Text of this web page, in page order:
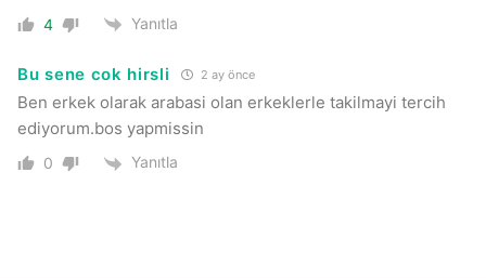
4 Yanıtla
Bu sene cok hirsli 2 ay önce
Ben erkek olarak arabasi olan erkeklerle takilmayi tercih
ediyorum.bos yapmissin
0 Yanıtla